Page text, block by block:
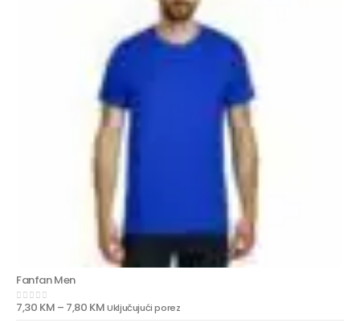
Fanfan Men
0 out of 5
7,30 KM – 7,80 KMUključujući porez